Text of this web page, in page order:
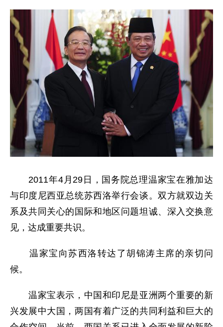
2011年4月29日，国务院总理温家宝在雅加达
与印度尼西亚总统苏西洛举行会谈。双方就双边关
系及共同关心的国际和地区问题坦诚、深入交换意
见，达成重要共识。
温家宝向苏西洛转达了胡锦涛主席的亲切问
候。
温家宝表示，中国和印尼是亚洲两个重要的新
兴发展中大国，两国有着广泛的共同利益和巨大的